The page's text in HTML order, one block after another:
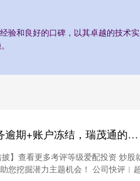
验和良好的口碑，以其卓越的技术
爱配投资 超9亿元债务逾期+账户冻结，瑞茂通的破局之路在哪？
】查看更多考评等级爱配投资 炒股
您挖掘潜力主题机会！ 公司快评︱